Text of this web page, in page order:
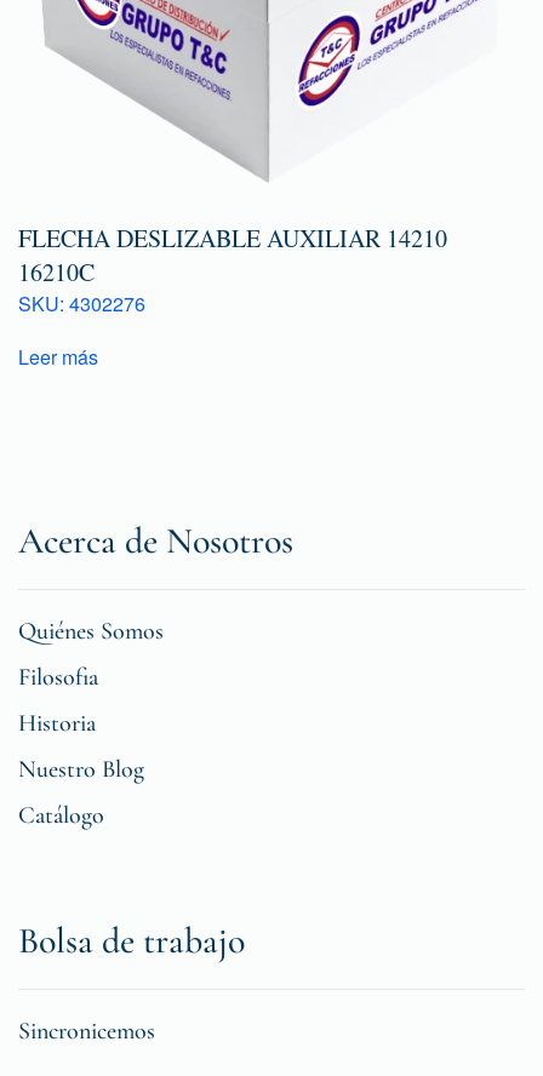
FLECHA DESLIZABLE AUXILIAR 14210
16210C
SKU: 4302276
Leer más
Acerca de Nosotros
Quiénes Somos
Filosofia
Historia
Nuestro Blog
Catálogo
Bolsa de trabajo
Sincronicemos